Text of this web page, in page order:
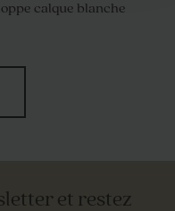
calque blanche
et restez